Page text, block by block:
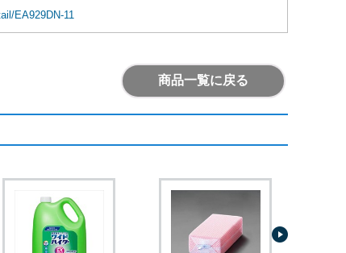
EA929DN-11
商品一覧に戻る